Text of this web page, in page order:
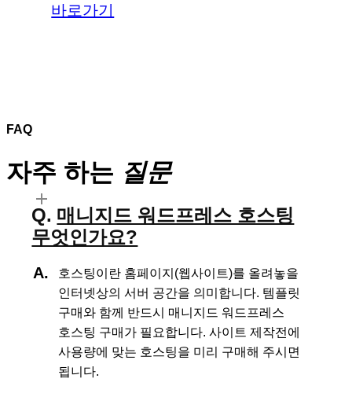
바로가기
FAQ
자주 하는 질문
매니지드 워드프레스 호스팅
무엇인가요?
호스팅이란 홈페이지(웹사이트)를 올려놓을
인터넷상의 서버 공간을 의미합니다. 템플릿
구매와 함께 반드시 매니지드 워드프레스
호스팅 구매가 필요합니다. 사이트 제작전에
사용량에 맞는 호스팅을 미리 구매해 주시면
됩니다.